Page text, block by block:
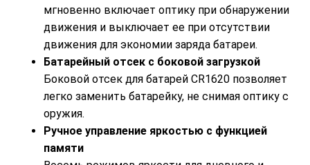
мгновенно включает оптику при обнаружении
движения и выключает ее при отсутствии
движения для экономии заряда батареи.
Батарейный отсек с боковой загрузкой
Боковой отсек для батарей CR1620 позволяет
легко заменить батарейку, не снимая оптику с
оружия.
Ручное управление яркостью с функцией
памяти